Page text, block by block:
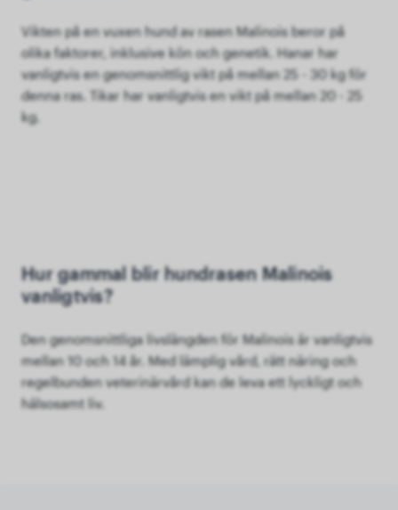
Vikten på en vuxen hund av rasen Malinois beror på
olika faktorer, inklusive kön och genetik. Hanar har
vanligtvis en genomsnittlig vikt på mellan 25 - 30 kg för
denna ras. Tikar har vanligtvis en vikt på mellan 20 - 25
kg.
Hur gammal blir hundrasen Malinois
vanligtvis?
Den genomsnittliga livslängden för Malinois är vanligtvis
mellan 10 och 14 år. Med lämplig vård, rätt näring och
regelbunden veterinärvård kan de leva ett lyckligt och
hälsosamt liv.